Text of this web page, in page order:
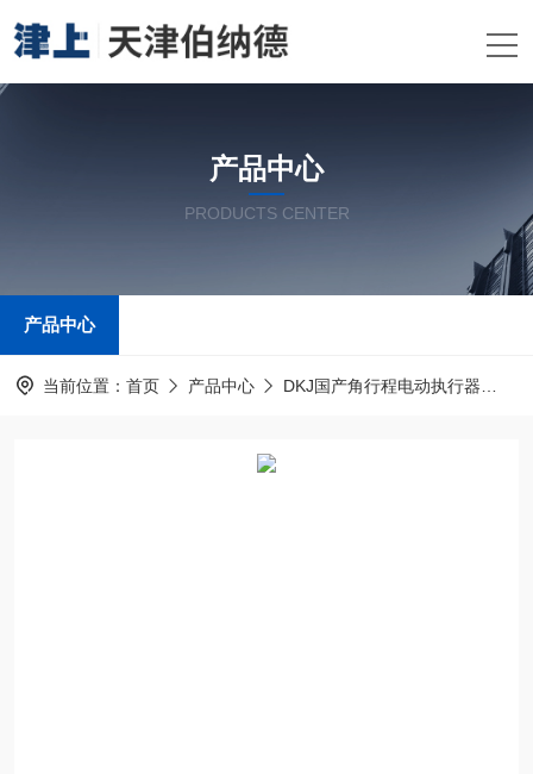
产品中心
PRODUCTS CENTER
产品中心
当前位置： 首页 产品中心 DKJ国产角行程电动执行器